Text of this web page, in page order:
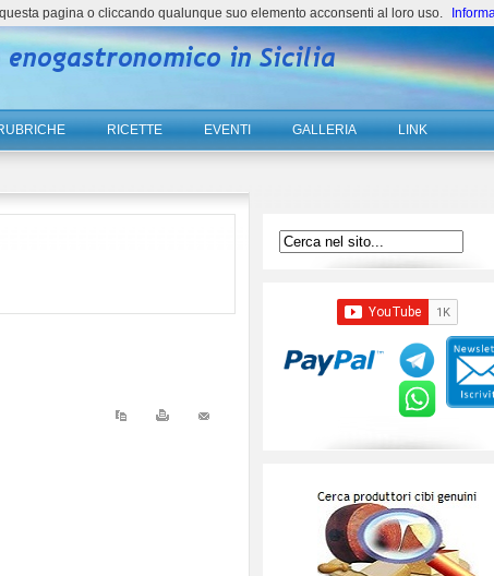
RICETTE EVENTI GALLERIA LINK
pagina o cliccando qualunque suo elemento acconsenti al loro uso.